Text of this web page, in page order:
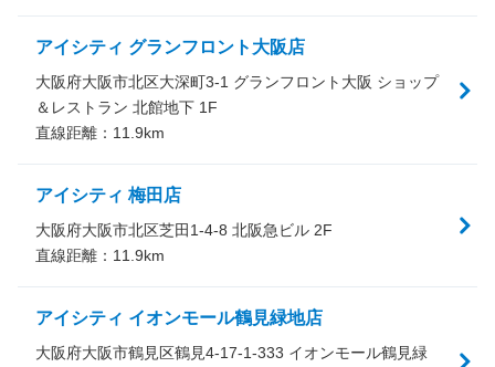
アイシティ グランフロント大阪店
大阪府大阪市北区大深町3-1 グランフロント大阪 ショップ
＆レストラン 北館地下 1F
直線距離： 11.9km
アイシティ 梅田店
大阪府大阪市北区芝田1-4-8 北阪急ビル 2F
直線距離： 11.9km
アイシティ イオンモール鶴見緑地店
大阪府大阪市鶴見区鶴見4-17-1-333 イオンモール鶴見緑